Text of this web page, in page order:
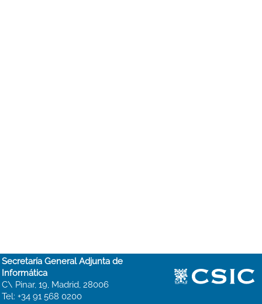
Secretaría General Adjunta de
Informática
C\ Pinar, 19, Madrid, 28006
Tel: +34 91 568 0200